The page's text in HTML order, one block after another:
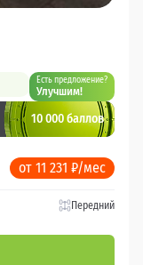
Есть предложение?
Улучшим!
10 000 баллов
от 11 231 ₽/мес
Передний